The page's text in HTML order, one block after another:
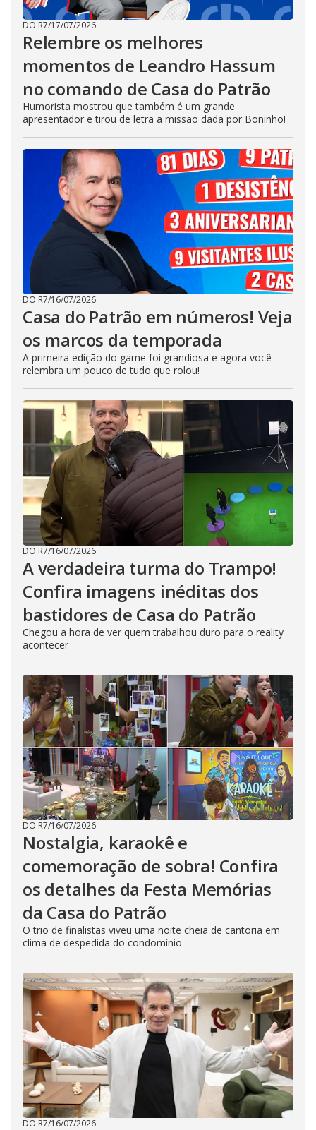
DO R7/17/07/2026
Relembre os melhores
momentos de Leandro Hassum
no comando de Casa do Patrão
Humorista mostrou que também é um grande
apresentador e tirou de letra a missão dada por Boninho!
DO R7/16/07/2026
Casa do Patrão em números! Veja
os marcos da temporada
A primeira edição do game foi grandiosa e agora você
relembra um pouco de tudo que rolou!
DO R7/16/07/2026
A verdadeira turma do Trampo!
Confira imagens inéditas dos
bastidores de Casa do Patrão
Chegou a hora de ver quem trabalhou duro para o reality
acontecer
DO R7/16/07/2026
Nostalgia, karaokê e
comemoração de sobra! Confira
os detalhes da Festa Memórias
da Casa do Patrão
O trio de finalistas viveu uma noite cheia de cantoria em
clima de despedida do condomínio
DO R7/16/07/2026